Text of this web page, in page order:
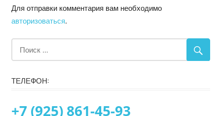
Для отправки комментария вам необходимо
авторизоваться.
ТЕЛЕФОН:
+7 (925) 861-45-93